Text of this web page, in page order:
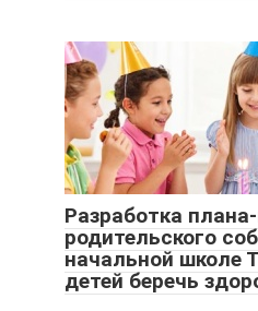
Разработка
родительского
начальной школе
детей беречь